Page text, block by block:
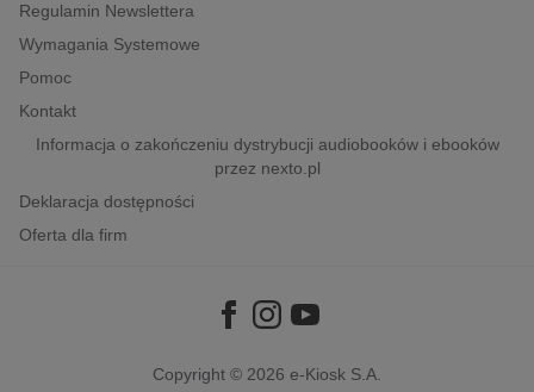
popularno-naukowe
historia
Regulamin Newslettera
Wymagania Systemowe
Pomoc
Kontakt
Informacja o zakończeniu dystrybucji audiobooków i ebooków
przez nexto.pl
Deklaracja dostępności
Oferta dla firm
Copyright © 2026 e-Kiosk S.A.